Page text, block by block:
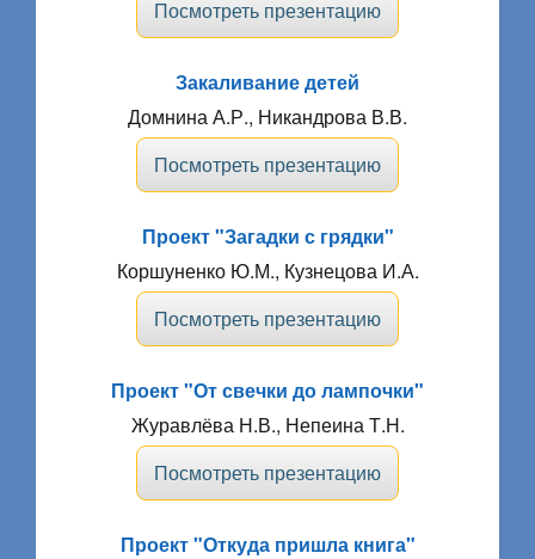
Посмотреть презентацию
Закаливание детей
Домнина А.Р., Никандрова В.В.
Посмотреть презентацию
Проект "Загадки с грядки"
Коршуненко Ю.М., Кузнецова И.А.
Посмотреть презентацию
Проект "От свечки до лампочки"
Журавлёва Н.В., Непеина Т.Н.
Посмотреть презентацию
Проект "Откуда пришла книга"